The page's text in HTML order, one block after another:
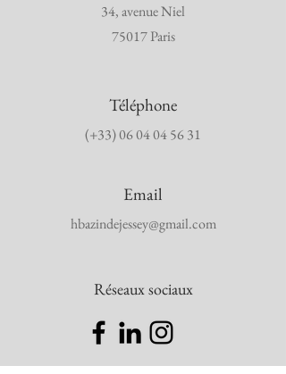
34, avenue Niel
75017 Paris
Téléphone
(+33) 06 04 04 56 31
Email
hbazindejessey@gmail.com
Réseaux sociaux